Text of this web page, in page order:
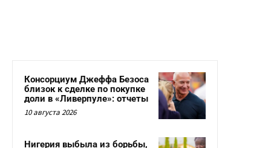
Консорциум Джеффа Безоса
близок к сделке по покупке
доли в «Ливерпуле»: отчеты
10 августа 2026
Нигерия выбыла из борьбы,